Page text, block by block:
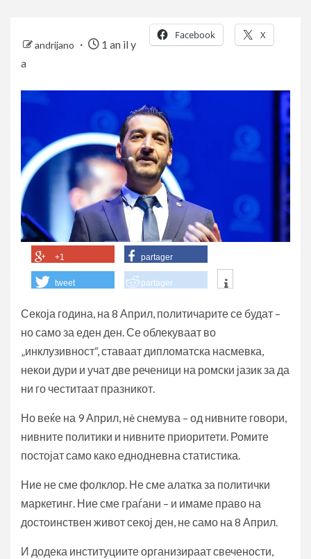
andrijano
1 an il y
a
Facebook X
+1 partager
tweet partager
Секоја година, на 8 Април, политичарите се будат –
но само за еден ден. Се облекуваат во
„инклузивност“, ставаат дипломатска насмевка,
некои дури и учат две реченици на ромски јазик за да
ни го честитаат празникот.
Но веќе на 9 Април, нè снемува – од нивните говори,
нивните политики и нивните приоритети. Ромите
постојат само како еднодневна статистика.
Ние не сме фолклор. Не сме алатка за политички
маркетинг. Ние сме граѓани – и имаме право на
достоинствен живот секој ден, не само на 8 Април.
И додека институциите организираат свечености,